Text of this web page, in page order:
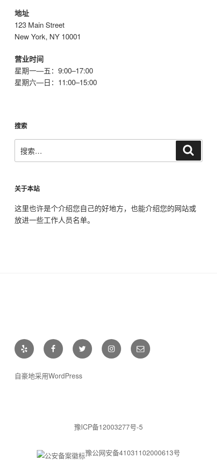
地址
123 Main Street
New York, NY 10001
营业时间
星期一—五：9:00–17:00
星期六—日：11:00–15:00
搜索
索：
关于本站
这里也许是个介绍您自己的好地方，也能介绍您的网站或
放进一些工作人员名单。
Yelp FacebookTwitter Instagram电
邮
自豪地采用WordPress
豫ICP备12003277号-5
豫公网安备41031102000613号